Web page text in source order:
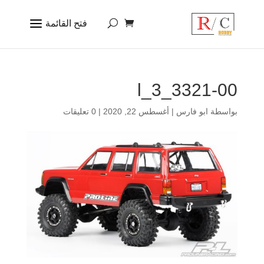
3321-00_3_l
بواسطة ابو فارس | أغسطس 22, 2020 | 0 تعليقات